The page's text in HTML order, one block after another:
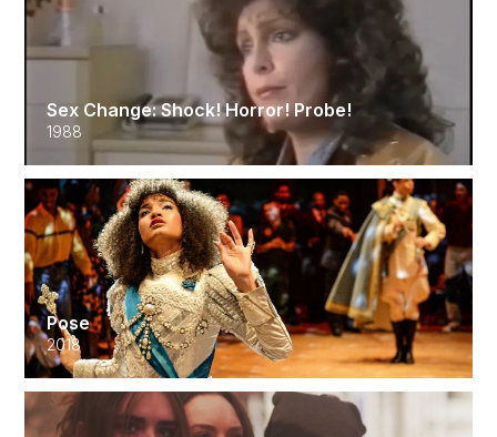
Sex Change: Shock! Horror! Probe!
1988
Pose
2018